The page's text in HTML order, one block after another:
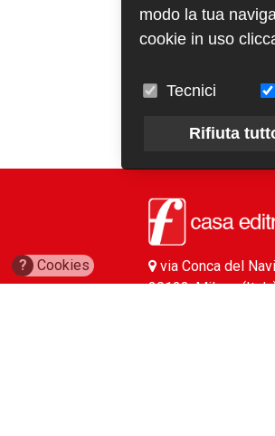
via Conca del
20123, Milano
? Cookies
modo la tua
cookie in uso
Tecnici
Rifiuta